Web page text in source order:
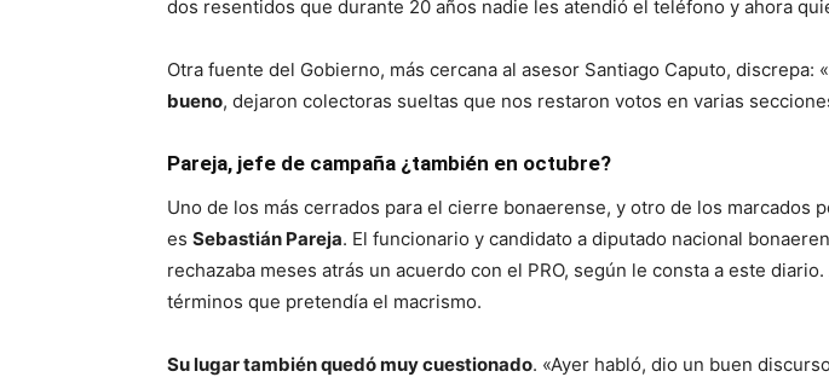
dos resentidos que durante 20 años nadie les atendió el teléfono y ahora
Otra fuente del Gobierno, más cercana al asesor Santiago Caputo, discrepa: «
bueno, dejaron colectoras sueltas que nos restaron votos en varias
Pareja, jefe de campaña ¿también en octubre?
Uno de los más cerrados para el cierre bonaerense, y otro de los marcados
es Sebastián Pareja. El funcionario y candidato a diputado nacional
rechazaba meses atrás un acuerdo con el PRO, según le consta a este
términos que pretendía el macrismo.
Su lugar también quedó muy cuestionado. «Ayer habló, dio un buen